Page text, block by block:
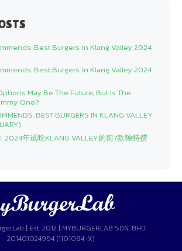
Best Burgers in Klang Valley 2024
Best Burgers in Klang Valley 2024
May Be The Future, But Is The
One?
BEST BURGERS IN KLANG VALLEY
2024年试吃KLANG VALLEY的前7款独特捞
| Est. 2012 | MYBURGERLAB SDN. BHD.
201401024994 (1101084-X)